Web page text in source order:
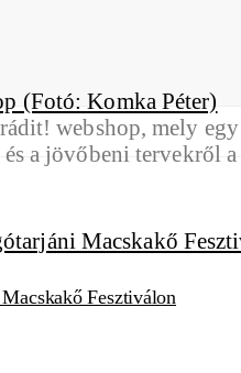
Fesztiválon
webshop, mely
a jövőbeni tervekről